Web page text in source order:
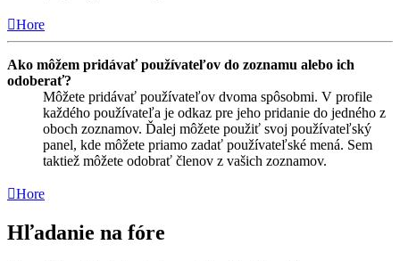
Hore
Ako môžem pridávať používateľov do zoznamu alebo ich
odoberať?
Môžete pridávať používateľov dvoma spôsobmi. V profile
každého používateľa je odkaz pre jeho pridanie do jedného z
oboch zoznamov. Ďalej môžete použiť svoj používateľský
panel, kde môžete priamo zadať používateľské mená. Sem
taktiež môžete odobrať členov z vašich zoznamov.
Hore
Hľadanie na fóre